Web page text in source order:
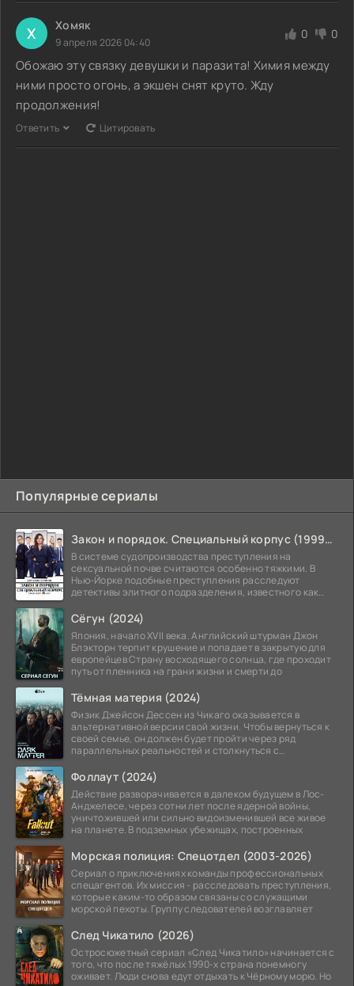
Популярные сериалы
Закон и порядок. Специальный корпус (1999-2026)
В системе судопроизводства преступления на
сексуальной почве считаются особенно тяжкими. В
Нью-Йорке подобные преступления расследуют
детективы элитного подразделения, известного как
Сёгун (2024)
Япония, начало XVII века. Английский штурман Джон
Блэкторн терпит крушение и попадает в закрытую для
европейцев Страну восходящего солнца, где проходит
путь от пленника на грани жизни и смерти до
Тёмная материя (2024)
Физик Джейсон Дессен из Чикаго оказывается в
альтернативной версии свой жизни. Чтобы вернуться к
своей семье, он должен будет пройти через ряд
параллельных реальностей и столкнуться с
Фоллаут (2024)
Действие разворачивается в далеком будущем в Лос-
Анджелесе, через сотни лет после ядерной войны,
уничтожившей или сильно видоизменившей все живое
на планете. В подземных убежищах, построенных
Морская полиция: Спецотдел (2003-2026)
Сериал о приключениях команды профессиональных
спецагентов. Их миссия - расследовать преступления,
которые каким-то образом связаны со служащими
морской пехоты. Группу следователей возглавляет
След Чикатило (2026)
Остросюжетный сериал «След Чикатило» начинается с
того, что после тяжёлых 1990-х страна понемногу
оживает. Люди снова едут отдыхать к Чёрному морю. Но
Х Хомяк
9 апреля 2026 04:40
0 0
Обожаю эту связку девушки и паразита! Химия между
ними просто огонь, а экшен снят круто. Жду
продолжения!
Ответить Цитировать